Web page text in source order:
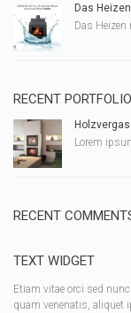
Das
Das Heizen
RECENT PORTFOLIO
Lorem
RECENT
TEXT WIDGET
Etiam vitae orci sed
quam venenatis, aliquet